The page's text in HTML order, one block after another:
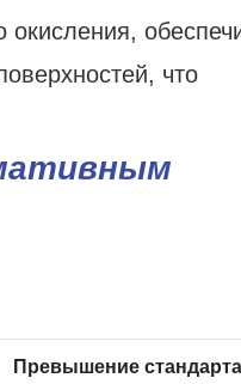
окисления,
что
Превышение стандарта